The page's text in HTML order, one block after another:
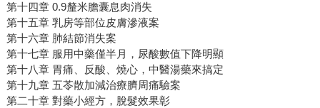
第十四章 0.9釐米膽囊息肉消失
第十五章 乳房等部位皮膚滲液案
第十六章 肺結節消失案
第十七章 服用中藥僅半月，尿酸數值下降明顯
第十八章 胃痛、反酸、燒心，中醫湯藥來搞定
第十九章 五苓散加減治療臍周痛驗案
第二十章 對藥小經方，脫髮效果彰